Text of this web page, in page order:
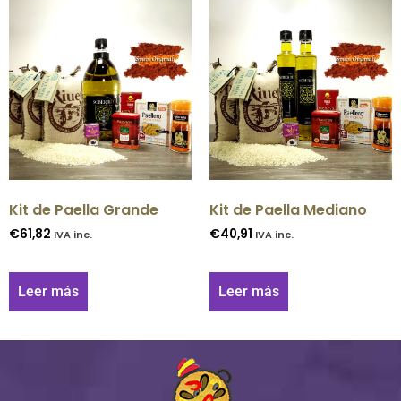
Kit de Paella Grande
€61,82 IVA inc.
Leer más
Kit de Paella Mediano
€40,91 IVA inc.
Leer más